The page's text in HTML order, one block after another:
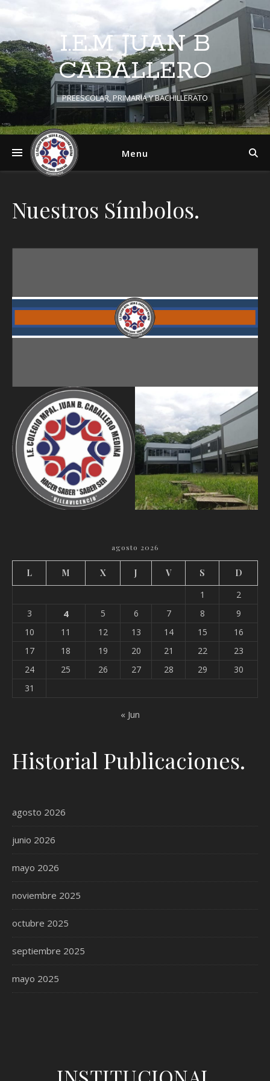
I.E.M JUAN B
CABALLERO
PREESCOLAR, PRIMARIA Y BACHILLERATO
Menu
Nuestros Símbolos.
agosto 2026
L M X J V S
D
1
2
3
4 5 6 7 8
9
10
11 12 13 14 15
16
17
18 19 20 21 22
23
24
25 26 27 28 29
30
31
« Jun
Historial Publicaciones.
agosto 2026
junio 2026
mayo 2026
noviembre 2025
octubre 2025
septiembre 2025
mayo 2025